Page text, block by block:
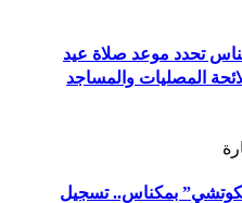
تحدد موعد صلاة عيد
1447هـ/2026م ولائحة المصليات والمساجد
بمكناس.. تسجيل